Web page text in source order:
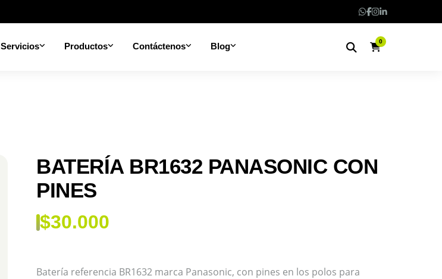
Servicios Productos Contáctenos Blog 0
BATERÍA BR1632 PANASONIC CON
PINES
$30.000
Batería referencia BR1632 marca Panasonic, con pines en los polos para